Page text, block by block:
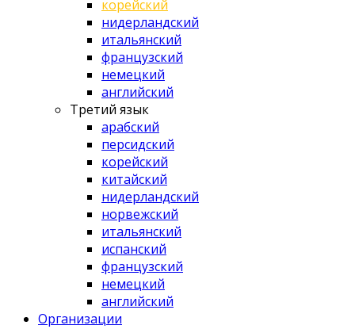
корейский
нидерландский
итальянский
французский
немецкий
английский
Третий язык
арабский
персидский
корейский
китайский
нидерландский
норвежский
итальянский
испанский
французский
немецкий
английский
Организации